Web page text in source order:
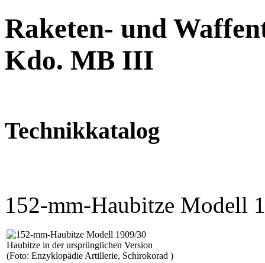
Raketen- und
Kdo. MB III
Technikkatalog
152-mm-Haubitze Modell
Haubitze in der ursprünglichen Version
(Foto: Enzyklopädie Artillerie, Schirokorad )